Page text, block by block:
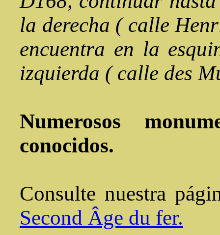
la derecha ( calle
encuentra en la
izquierda ( calle des
Numerosos
conocidos.
Consulte nuestra
Second Âge du fer.